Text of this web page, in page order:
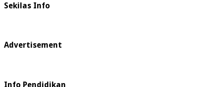
Sekilas Info
Advertisement
Info Pendidikan